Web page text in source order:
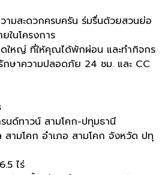
ามสะดวกครบครัน ร่มรื่นด้วยสวนย่อ
ในโครงการ
ดใหญ่ ที่ให้คุณได้พักผ่อน และทำกิจกร
กษาความปลอดภัย 24 ชม. และ CC
นด์ทาวน์ สามโคก-ปทุมธานี
สามโคก อำเภอ สามโคก จังหวัด ปทุ
ไร่